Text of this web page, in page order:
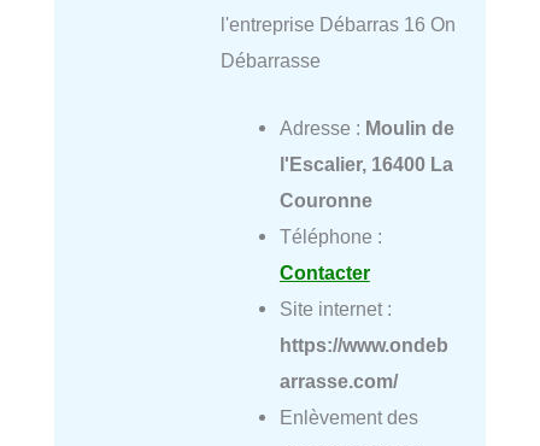
l'entreprise Débarras 16 On
Débarrasse
Adresse : Moulin de
l'Escalier, 16400 La
Couronne
Téléphone :
Contacter
Site internet :
https://www.ondeb
arrasse.com/
Enlèvement des